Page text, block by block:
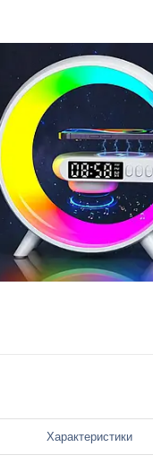
Характеристики